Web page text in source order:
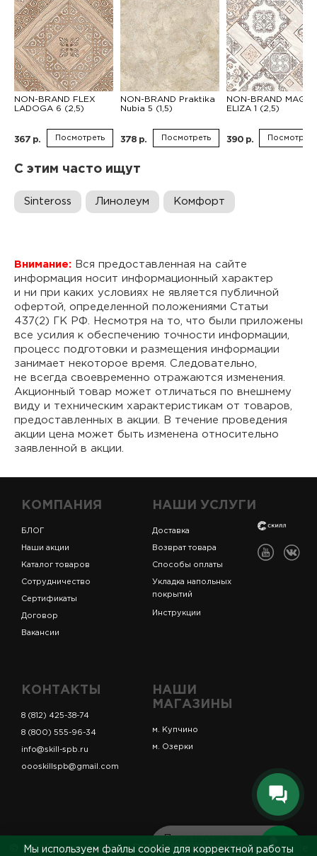
Перезвоним вам
за 5 минут
NON-BRAND FLEX
LADOGA 6 (2,5)
367 р. Посмотреть
NON-BRAND Praktika
Nubia 5 (1,5)
378 р. Посмотреть
NON-BRAND
ELIZA 1 (2,5)
390 р. Посмотреть
С этим часто ищут
Sinteross Линолеум Комфорт
Внимание: Вся предоставленная на сайте
информация носит информационный характер
и ни при каких условиях не является публичной
офертой, определенной положениями Статьи
437(2) ГК РФ. Несмотря на то, что были приложены
все усилия к обеспечению точности информации,
процесс подготовки и размещения информации
занимает некоторое время. Следовательно,
не всегда своевременно отражаются изменения.
Акционный товар может отличаться по внешнему
виду и техническим характеристикам от товаров,
предоставленных в акции. В течение проведения
акции цена может быть изменена относительно
заявленной в акции.
КОМПАНИЯ
БЛОГ
Наши акции
Каталог товаров
Сотрудничество
Сертификаты
Договор
Вакансии
НАШИ УСЛУГИ
Доставка
Возврат товара
Способы оплаты
Укладка напольных
покрытий
Инструкции
КОНТАКТЫ
8 (812) 425-38-74
8 (800) 555-96-34
info@skill-spb.ru
oooskillspb@gmail.com
НАШИ
МАГАЗИНЫ
м. Купчино
м. Озерки
© ИП Коновалов Д.А., ОГРНИП 325784700361023. Все
Мы используем файлы cookie для корректной работы